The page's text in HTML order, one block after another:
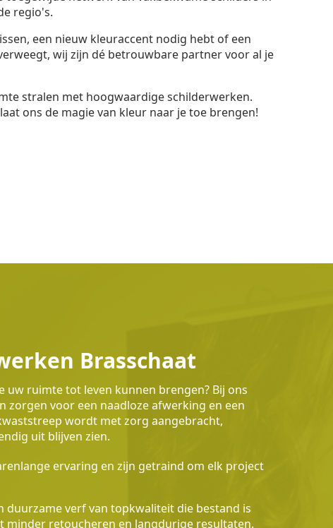
regio's.
een nieuw kleuraccent nodig hebt of een
wij zijn dé betrouwbare partner voor al je
stralen met hoogwaardige schilderwerken.
ons de magie van kleur naar je toe brengen!
Brasschaat
uw ruimte tot leven kunnen brengen? Bij ons
zorgen voor een naadloze afwerking en een
wordt met zorg aangebracht,
uit blijven zien.
ervaring en zijn getraind om elk project
duurzame verf van topkwaliteit die bestand is
minder retoucheren en langdurige resultaten.